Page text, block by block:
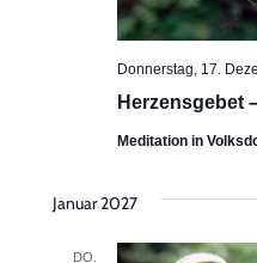
Herzensgebet
Donnerstag, 17.
Meditation in
Januar 2027
DO.